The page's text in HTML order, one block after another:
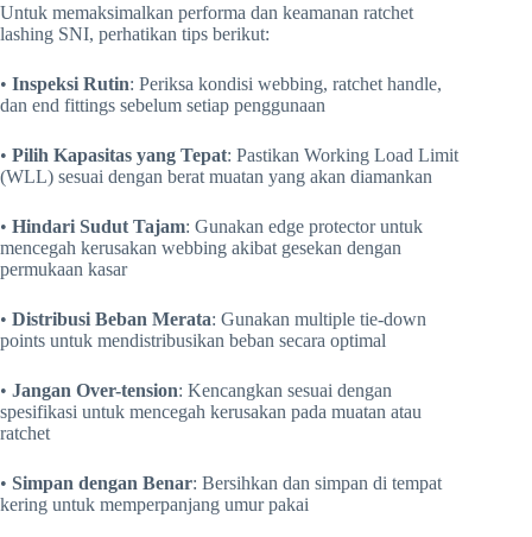
Untuk memaksimalkan performa dan keamanan ratchet
lashing SNI, perhatikan tips berikut:
• Inspeksi Rutin: Periksa kondisi webbing, ratchet handle,
dan end fittings sebelum setiap penggunaan
• Pilih Kapasitas yang Tepat: Pastikan Working Load Limit
(WLL) sesuai dengan berat muatan yang akan diamankan
• Hindari Sudut Tajam: Gunakan edge protector untuk
mencegah kerusakan webbing akibat gesekan dengan
permukaan kasar
• Distribusi Beban Merata: Gunakan multiple tie-down
points untuk mendistribusikan beban secara optimal
• Jangan Over-tension: Kencangkan sesuai dengan
spesifikasi untuk mencegah kerusakan pada muatan atau
ratchet
• Simpan dengan Benar: Bersihkan dan simpan di tempat
kering untuk memperpanjang umur pakai